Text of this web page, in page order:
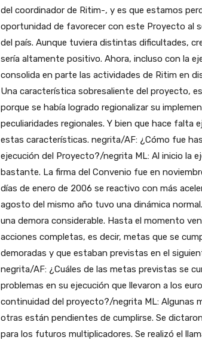
del coordinador de Ritim-, y es que estamos
oportunidad de favorecer con este Proyecto al
del país. Aunque tuviera distintas dificultades,
sería altamente positivo. Ahora, incluso con la
consolida en parte las actividades de Ritim en
Una característica sobresaliente del proyecto,
porque se había logrado regionalizar su
peculiaridades regionales. Y bien que hace falta
estas características. negrita/AF: ¿Cómo fue
ejecución del Proyecto?/negrita ML: Al inicio la
bastante. La firma del Convenio fue en
días de enero de 2006 se reactivo con más
agosto del mismo año tuvo una dinámica
una demora considerable. Hasta el momento
acciones completas, es decir, metas que se
demoradas y que estaban previstas en el
negrita/AF: ¿Cuáles de las metas previstas se
problemas en su ejecución que llevaron a los
continuidad del proyecto?/negrita ML: Algunas
otras están pendientes de cumplirse. Se
para los futuros multiplicadores. Se realizó el